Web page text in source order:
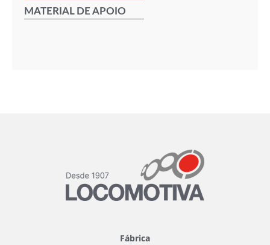
MATERIAL DE APOIO
Fábrica